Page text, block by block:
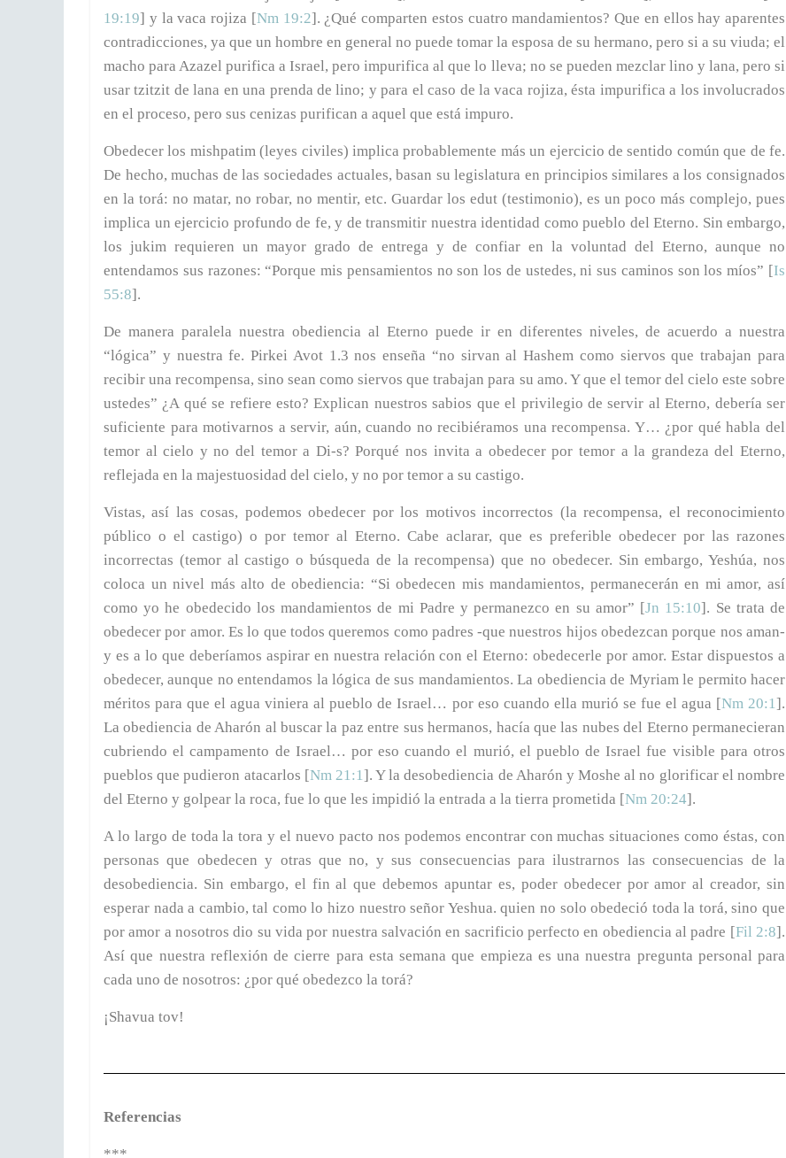
19:19] y la vaca rojiza [Nm 19:2]. ¿Qué comparten estos cuatro mandamientos? Que en ellos hay aparentes
contradicciones, ya que un hombre en general no puede tomar la esposa de su hermano, pero si a su viuda; el
macho para Azazel purifica a Israel, pero impurifica al que lo lleva; no se pueden mezclar lino y lana, pero si
usar tzitzit de lana en una prenda de lino; y para el caso de la vaca rojiza, ésta impurifica a los involucrados
en el proceso, pero sus cenizas purifican a aquel que está impuro.
Obedecer los mishpatim (leyes civiles) implica probablemente más un ejercicio de sentido común que de fe.
De hecho, muchas de las sociedades actuales, basan su legislatura en principios similares a los consignados
en la torá: no matar, no robar, no mentir, etc. Guardar los edut (testimonio), es un poco más complejo, pues
implica un ejercicio profundo de fe, y de transmitir nuestra identidad como pueblo del Eterno. Sin embargo,
los jukim requieren un mayor grado de entrega y de confiar en la voluntad del Eterno, aunque no
entendamos sus razones: “Porque mis pensamientos no son los de ustedes, ni sus caminos son los míos” [Is
55:8].
De manera paralela nuestra obediencia al Eterno puede ir en diferentes niveles, de acuerdo a nuestra
“lógica” y nuestra fe. Pirkei Avot 1.3 nos enseña “no sirvan al Hashem como siervos que trabajan para
recibir una recompensa, sino sean como siervos que trabajan para su amo. Y que el temor del cielo este sobre
ustedes” ¿A qué se refiere esto? Explican nuestros sabios que el privilegio de servir al Eterno, debería ser
suficiente para motivarnos a servir, aún, cuando no recibiéramos una recompensa. Y… ¿por qué habla del
temor al cielo y no del temor a Di-s? Porqué nos invita a obedecer por temor a la grandeza del Eterno,
reflejada en la majestuosidad del cielo, y no por temor a su castigo.
Vistas, así las cosas, podemos obedecer por los motivos incorrectos (la recompensa, el reconocimiento
público o el castigo) o por temor al Eterno. Cabe aclarar, que es preferible obedecer por las razones
incorrectas (temor al castigo o búsqueda de la recompensa) que no obedecer. Sin embargo, Yeshúa, nos
coloca un nivel más alto de obediencia: “Si obedecen mis mandamientos, permanecerán en mi amor, así
como yo he obedecido los mandamientos de mi Padre y permanezco en su amor” [Jn 15:10]. Se trata de
obedecer por amor. Es lo que todos queremos como padres -que nuestros hijos obedezcan porque nos aman-
y es a lo que deberíamos aspirar en nuestra relación con el Eterno: obedecerle por amor. Estar dispuestos a
obedecer, aunque no entendamos la lógica de sus mandamientos. La obediencia de Myriam le permito hacer
méritos para que el agua viniera al pueblo de Israel… por eso cuando ella murió se fue el agua [Nm 20:1].
La obediencia de Aharón al buscar la paz entre sus hermanos, hacía que las nubes del Eterno permanecieran
cubriendo el campamento de Israel… por eso cuando el murió, el pueblo de Israel fue visible para otros
pueblos que pudieron atacarlos [Nm 21:1]. Y la desobediencia de Aharón y Moshe al no glorificar el nombre
del Eterno y golpear la roca, fue lo que les impidió la entrada a la tierra prometida [Nm 20:24].
A lo largo de toda la tora y el nuevo pacto nos podemos encontrar con muchas situaciones como éstas, con
personas que obedecen y otras que no, y sus consecuencias para ilustrarnos las consecuencias de la
desobediencia. Sin embargo, el fin al que debemos apuntar es, poder obedecer por amor al creador, sin
esperar nada a cambio, tal como lo hizo nuestro señor Yeshua. quien no solo obedeció toda la torá, sino que
por amor a nosotros dio su vida por nuestra salvación en sacrificio perfecto en obediencia al padre [Fil 2:8].
Así que nuestra reflexión de cierre para esta semana que empieza es una nuestra pregunta personal para
cada uno de nosotros: ¿por qué obedezco la torá?
¡Shavua tov!
Referencias
***